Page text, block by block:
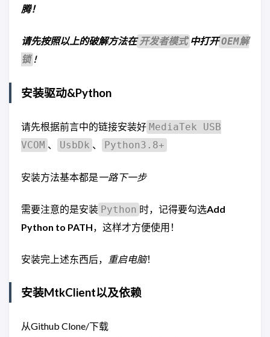
腾！
请先按照以上的破解方法在 开发者模式 中打开 OEM解
锁 !
安装驱动&Python
请先根据前言中的链接安装好 MediaTek USB
VCOM 、 UsbDk 、 Python3.8+
安装方法基本都是一路下一步
需要注意的是安装 Python 时，记得要勾选Add
Python to PATH，这样才方便使用！
安装完上述东西后， 重启电脑！
安装MtkClient以及依赖
从Github Clone/下载